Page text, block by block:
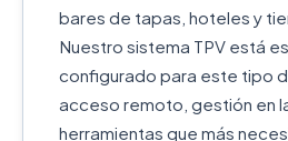
bares de tapas, hoteles y
Nuestro sistema TPV está
configurado para este tipo
acceso remoto, gestión en
herramientas que más